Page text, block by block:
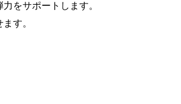
をサポートします。
す。